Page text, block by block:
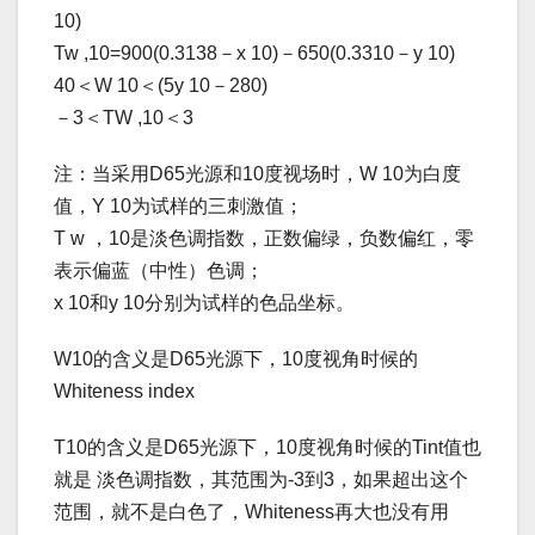
10)
Tw ,10=900(0.3138－x 10)－650(0.3310－y 10)
40＜W 10＜(5y 10－280)
－3＜TW ,10＜3
注：当采用D65光源和10度视场时，W 10为白度
值，Y 10为试样的三刺激值；
T w ，10是淡色调指数，正数偏绿，负数偏红，零
表示偏蓝（中性）色调；
x 10和y 10分别为试样的色品坐标。
W10的含义是D65光源下，10度视角时候的
Whiteness index
T10的含义是D65光源下，10度视角时候的Tint值也
就是 淡色调指数，其范围为-3到3，如果超出这个
范围，就不是白色了，Whiteness再大也没有用